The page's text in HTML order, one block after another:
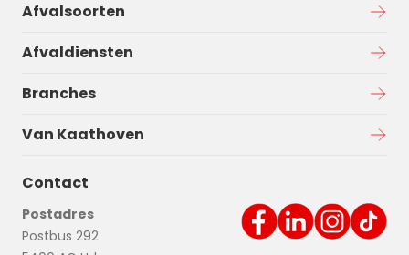
Afvalsoorten
Afvaldiensten
Branches
Van Kaathoven
Contact
Postadres
Postbus 292